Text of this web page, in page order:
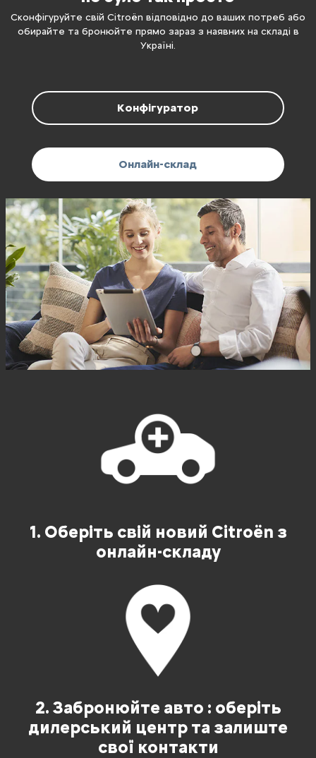
Сконфігуруйте свій Citroën відповідно до ваших потреб або
обирайте та бронюйте прямо зараз з наявних на складі в
Україні.
Конфігуратор
Онлайн-склад
1. Оберіть свій новий Citroën з
онлайн-складу
2. Забронюйте авто : оберіть
дилерський центр та залиште
свої контакти